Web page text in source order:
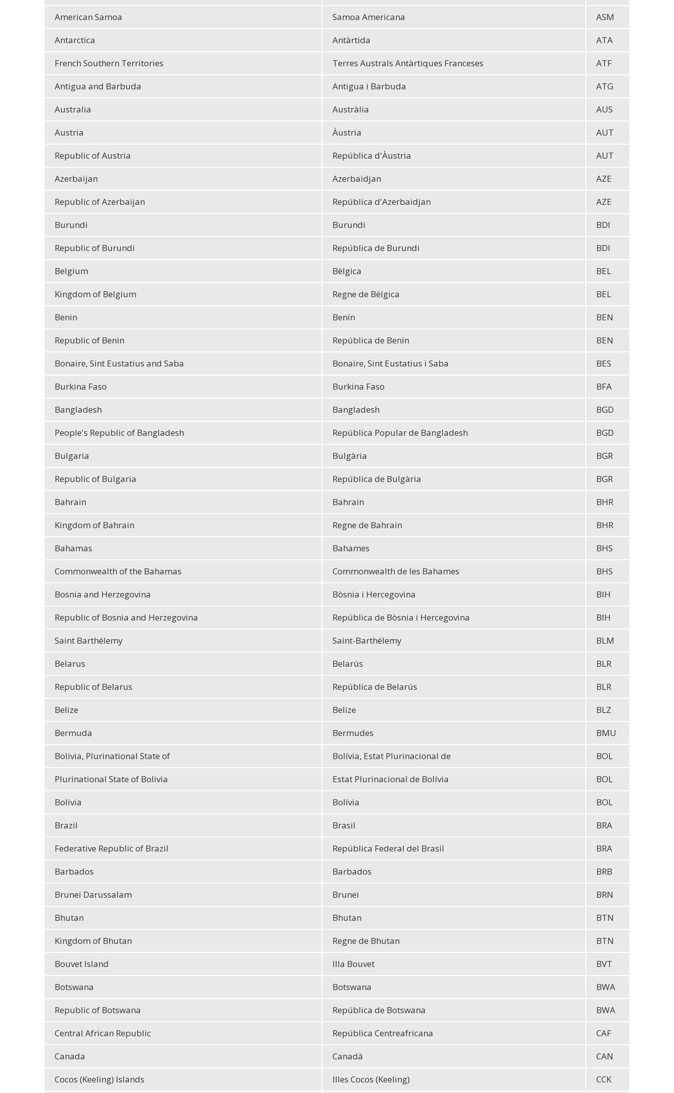
American Samoa
Samoa Americana
ASM
Antarctica
Antàrtida
ATA
French Southern Territories
Terres Australs Antàrtiques Franceses
ATF
Antigua and Barbuda
Antigua i Barbuda
ATG
Australia
Austràlia
AUS
Austria
Àustria
AUT
Republic of Austria
República d'Àustria
AUT
Azerbaijan
Azerbaidjan
AZE
Republic of Azerbaijan
República d'Azerbaidjan
AZE
Burundi
Burundi
BDI
Republic of Burundi
República de Burundi
BDI
Belgium
Bèlgica
BEL
Kingdom of Belgium
Regne de Bèlgica
BEL
Benin
Benín
BEN
Republic of Benin
República de Benín
BEN
Bonaire, Sint Eustatius and Saba
Bonaire, Sint Eustatius i Saba
BES
Burkina Faso
Burkina Faso
BFA
Bangladesh
Bangladesh
BGD
People's Republic of Bangladesh
República Popular de Bangladesh
BGD
Bulgaria
Bulgària
BGR
Republic of Bulgaria
República de Bulgària
BGR
Bahrain
Bahrain
BHR
Kingdom of Bahrain
Regne de Bahrain
BHR
Bahamas
Bahames
BHS
Commonwealth of the Bahamas
Commonwealth de les Bahames
BHS
Bosnia and Herzegovina
Bòsnia i Hercegovina
BIH
Republic of Bosnia and Herzegovina
República de Bòsnia i Hercegovina
BIH
Saint Barthélemy
Saint-Barthélemy
BLM
Belarus
Belarús
BLR
Republic of Belarus
República de Belarús
BLR
Belize
Belize
BLZ
Bermuda
Bermudes
BMU
Bolivia, Plurinational State of
Bolívia, Estat Plurinacional de
BOL
Plurinational State of Bolivia
Estat Plurinacional de Bolívia
BOL
Bolivia
Bolívia
BOL
Brazil
Brasil
BRA
Federative Republic of Brazil
República Federal del Brasil
BRA
Barbados
Barbados
BRB
Brunei Darussalam
Brunei
BRN
Bhutan
Bhutan
BTN
Kingdom of Bhutan
Regne de Bhutan
BTN
Bouvet Island
Illa Bouvet
BVT
Botswana
Botswana
BWA
Republic of Botswana
República de Botswana
BWA
Central African Republic
República Centreafricana
CAF
Canada
Canadà
CAN
Cocos (Keeling) Islands
Illes Cocos (Keeling) CCK